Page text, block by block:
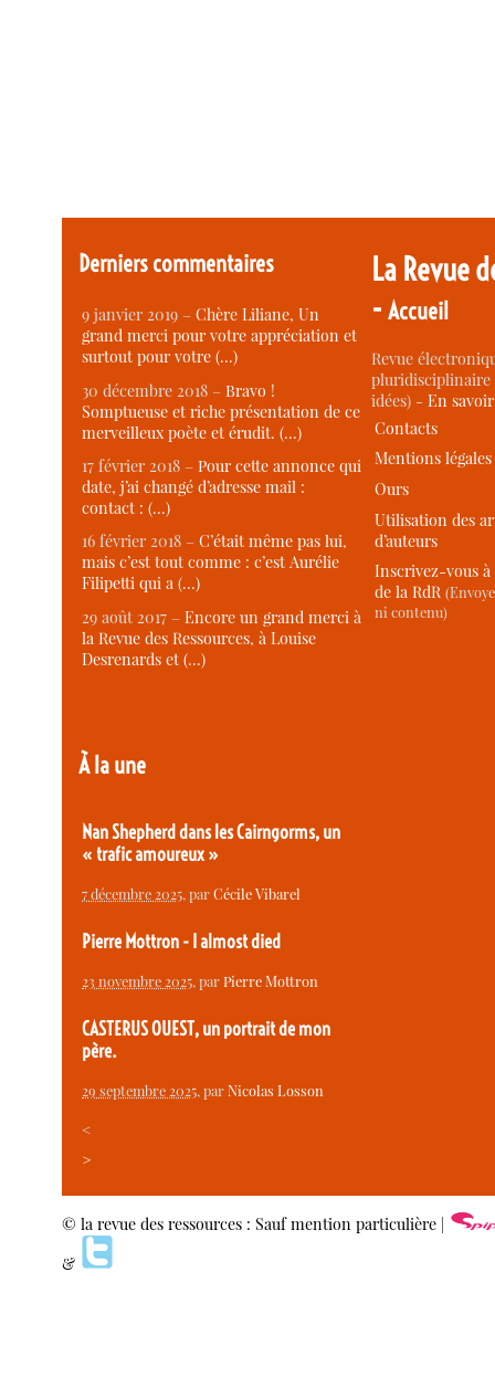
Derniers commentaires
9 janvier 2019 –Chère Liliane, Un
grand merci pour votre appréciation et
surtout pour votre (…)
30 décembre 2018 –Bravo !
Somptueuse et riche présentation de ce
merveilleux poète et érudit. (…)
17 février 2018 –Pour cette annonce qui
date, j’ai changé d’adresse mail :
contact : (…)
16 février 2018 –C’était même pas lui,
mais c’est tout comme : c’est Aurélie
Filipetti qui a (…)
29 août 2017 –Encore un grand merci à
la Revue des Ressources, à Louise
Desrenards et (…)
À la une
Nan Shepherd dans les Cairngorms, un
« trafic amoureux »
7 décembre 2025, parCécile Vibarel
Pierre Mottron - I almost died
23 novembre 2025, parPierre Mottron
CASTERUS OUEST, un portrait de mon
père.
29 septembre 2025, parNicolas Losson
<
>
La Revue
-Accueil
Revue
idées) -En
Contacts
Mentions légales
Ours
Utilisation des
d’auteurs
Inscrivez-vous
de la RdR
ni contenu)
© la revue des ressources : Sauf mention particulière |
&